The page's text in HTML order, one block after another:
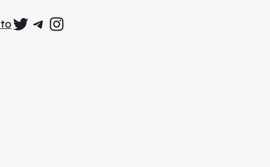
Perfil Oficial no Twitter
Grupo Oficial no Telegram
Perfil Oficial no Instagram